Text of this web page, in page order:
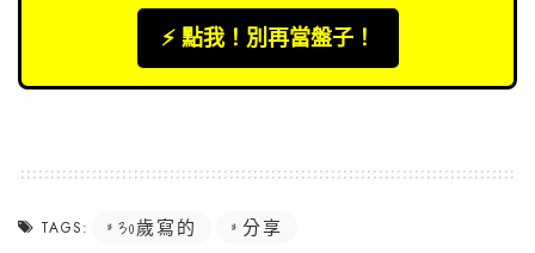
⚡️ 點我！別再當盤子！
TAGS: 30歲寫的 分享